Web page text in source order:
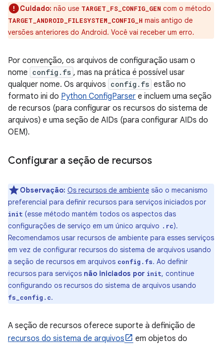
Cuidado: não use TARGET_FS_CONFIG_GEN com o método
TARGET_ANDROID_FILESYSTEM_CONFIG_H mais antigo de
versões anteriores do Android. Você vai receber um erro.
Por convenção, os arquivos de configuração usam o
nome config.fs , mas na prática é possível usar
qualquer nome. Os arquivos config.fs estão no
formato ini do Python ConfigParser e incluem uma seção
de recursos (para configurar os recursos do sistema de
arquivos) e uma seção de AIDs (para configurar AIDs do
OEM).
Configurar a seção de recursos
Observação: Os recursos de ambiente são o mecanismo
preferencial para definir recursos para serviços iniciados por
init (esse método mantém todos os aspectos das
configurações de serviço em um único arquivo .rc).
Recomendamos usar recursos de ambiente para esses serviços
em vez de configurar recursos do sistema de arquivos usando
a seção de recursos em arquivos config.fs. Ao definir
recursos para serviços não iniciados por init, continue
configurando os recursos do sistema de arquivos usando
fs_config.c.
A seção de recursos oferece suporte à definição de
recursos do sistema de arquivos
em objetos do